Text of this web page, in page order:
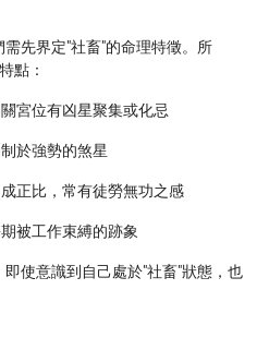
先界定"社畜"的命理特徵。所
點：
關宮位有凶星聚集或化忌
於強勢的煞星
成正比，常有徒勞無功之感
被工作束縛的跡象
使意識到自己處於"社畜"狀態，也